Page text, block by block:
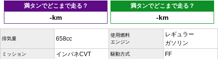
満タンでどこまで走る？
-km
満タンでどこまで走る？
-km
排気量 658cc
使用燃料
エンジン
レギュラー
ガソリン
ミッション インパネCVT 駆動方式 FF